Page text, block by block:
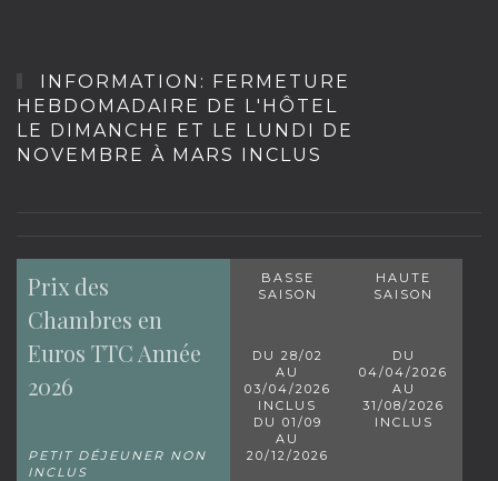
INFORMATION: FERMETURE
HEBDOMADAIRE DE L'HÔTEL
LE DIMANCHE ET LE LUNDI DE
NOVEMBRE À MARS INCLUS
Prix des
Chambres en
Euros TTC Année
2026
PETIT DÉJEUNER NON
INCLUS
BASSE
SAISON
DU 28/02
AU
03/04/2026
INCLUS
DU 01/09
AU
20/12/2026
HAUTE
SAISON
DU
04/04/2026
AU
31/08/2026
INCLUS